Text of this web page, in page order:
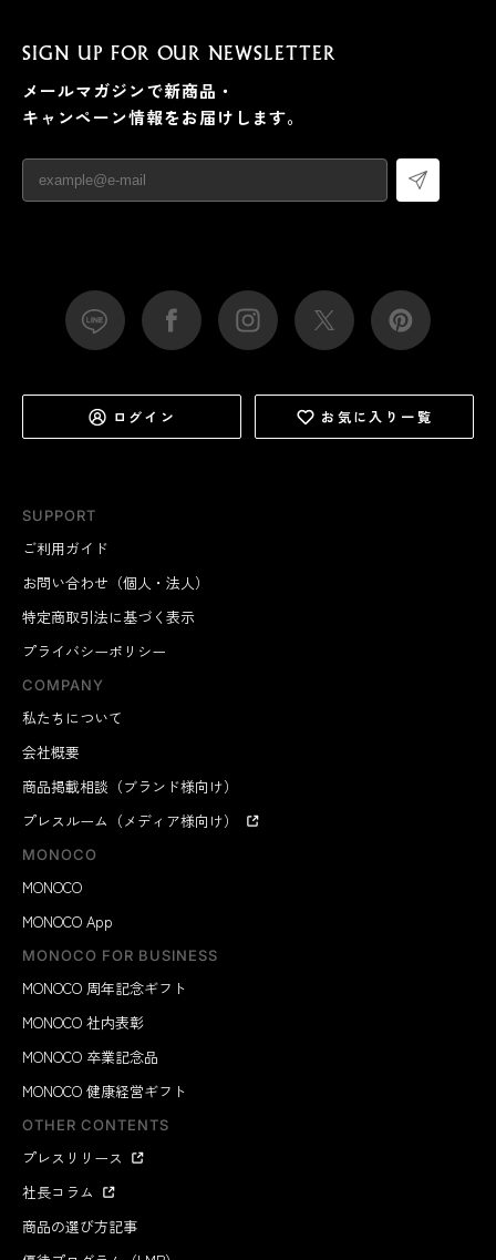
SUPPORT
ご利用ガイド
お問い合わせ（個人・法人）
特定商取引法に基づく表示
プライバシーポリシー
COMPANY
私たちについて
会社概要
商品掲載相談（ブランド様向け）
プレスルーム（メディア様向け）
MONOCO
MONOCO
MONOCO App
MONOCO FOR BUSINESS
MONOCO 周年記念ギフト
MONOCO 社内表彰
MONOCO 卒業記念品
MONOCO 健康経営ギフト
OTHER CONTENTS
プレスリリース
社長コラム
商品の選び方記事
SIGN UP FOR OUR NEWSLETTER
メールマガジンで新商品・
キャンペーン情報をお届けします。
ログイン お気に入り一覧